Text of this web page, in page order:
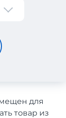
в
с
в
для
товар из